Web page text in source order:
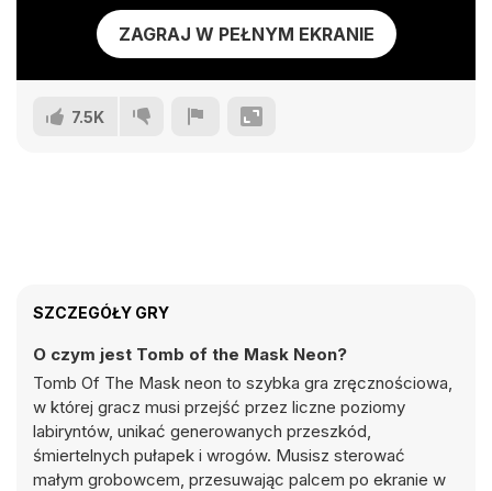
ZAGRAJ W PEŁNYM EKRANIE
7.5K
SZCZEGÓŁY GRY
O czym jest Tomb of the Mask Neon?
Tomb Of The Mask neon to szybka gra zręcznościowa,
w której gracz musi przejść przez liczne poziomy
labiryntów, unikać generowanych przeszkód,
śmiertelnych pułapek i wrogów. Musisz sterować
małym grobowcem, przesuwając palcem po ekranie w